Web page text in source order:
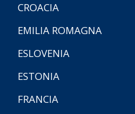
CROACIA
EMILIA ROMAGNA
ESLOVENIA
ESTONIA
FRANCIA